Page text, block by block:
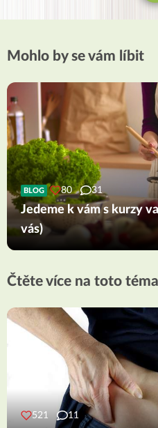
Mohlo by se vám líbit
BLOG 80 31
Jedeme k vám s kurzy
vás)
Čtěte více na toto téma
521 11